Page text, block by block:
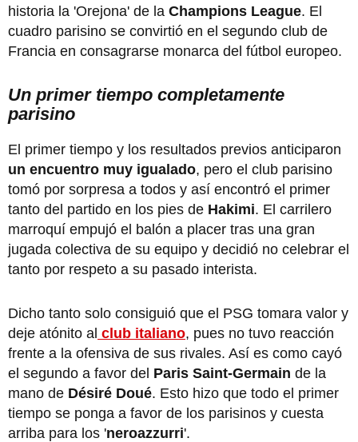
historia la 'Orejona' de la Champions League. El
cuadro parisino se convirtió en el segundo club de
Francia en consagrarse monarca del fútbol europeo.
Un primer tiempo completamente
parisino
El primer tiempo y los resultados previos anticiparon
un encuentro muy igualado, pero el club parisino
tomó por sorpresa a todos y así encontró el primer
tanto del partido en los pies de Hakimi. El carrilero
marroquí empujó el balón a placer tras una gran
jugada colectiva de su equipo y decidió no celebrar el
tanto por respeto a su pasado interista.
Dicho tanto solo consiguió que el PSG tomara valor y
deje atónito al club italiano, pues no tuvo reacción
frente a la ofensiva de sus rivales. Así es como cayó
el segundo a favor del Paris Saint-Germain de la
mano de Désiré Doué. Esto hizo que todo el primer
tiempo se ponga a favor de los parisinos y cuesta
arriba para los 'neroazzurri'.